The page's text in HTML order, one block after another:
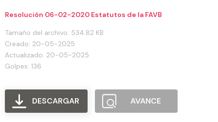
Resolución 06-02-2020 Estatutos de la FAVB
Tamaño del archivo: 534.82 KB
Creado: 20-05-2025
Actualizado: 20-05-2025
Golpes: 136
DESCARGAR AVANCE